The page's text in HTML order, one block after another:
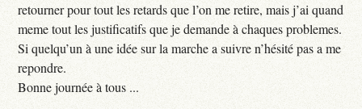
retourner pour tout les retards que l’on me retire, mais j’ai quand
meme tout les justificatifs que je demande à chaques problemes.
Si quelqu’un à une idée sur la marche a suivre n’hésité pas a me
repondre.
Bonne journée à tous ...